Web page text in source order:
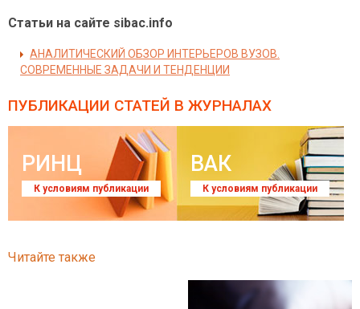
Статьи на сайте sibac.info
АНАЛИТИЧЕСКИЙ ОБЗОР ИНТЕРЬЕРОВ ВУЗОВ.
СОВРЕМЕННЫЕ ЗАДАЧИ И ТЕНДЕНЦИИ
ПУБЛИКАЦИИ СТАТЕЙ В ЖУРНАЛАХ
РИНЦ
К условиям публикации
ВАК
К условиям публикации
Читайте также